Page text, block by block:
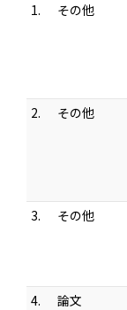
1.
その他
2.
その他
3.
その他
4.
論文